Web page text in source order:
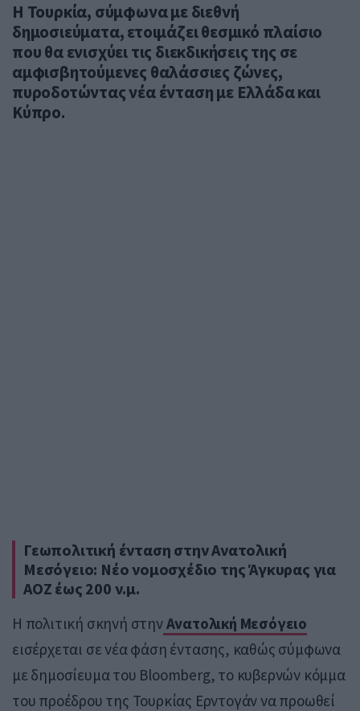
Η Τουρκία, σύμφωνα με διεθνή
δημοσιεύματα, ετοιμάζει θεσμικό πλαίσιο
που θα ενισχύει τις διεκδικήσεις της σε
αμφισβητούμενες θαλάσσιες ζώνες,
πυροδοτώντας νέα ένταση με Ελλάδα και
Κύπρο.
Γεωπολιτική ένταση στην Ανατολική
Μεσόγειο: Νέο νομοσχέδιο της Άγκυρας για
ΑΟΖ έως 200 ν.μ.
Η πολιτική σκηνή στηνΑνατολική Μεσόγειο
εισέρχεται σε νέα φάση έντασης, καθώς σύμφωνα
με δημοσίευμα του Bloomberg, το κυβερνών κόμμα
του προέδρου της Τουρκίας Ερντογάν να προωθεί